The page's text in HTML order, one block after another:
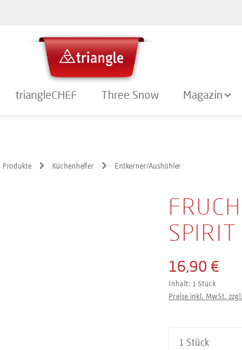
triangleCHEF Three Snow Magazin
Produkte Küchenhelfer Entkerner/Aushöhler
SPIRIT
16,90 €
Inhalt: 1 Stück
Preise inkl. MwSt.
Produkt